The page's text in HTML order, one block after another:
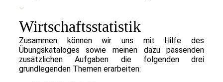
Wirtschaftsstatistik
Zusammen können wir uns mit Hilfe des
Übungskataloges sowie meinen dazu passenden
zusätzlichen Aufgaben die folgenden drei
grundlegenden Themen erarbeiten: